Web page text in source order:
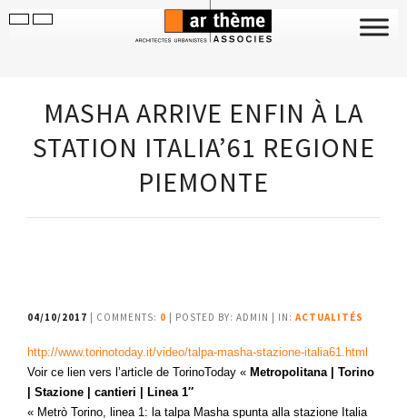
MASHA ARRIVE ENFIN À LA
STATION ITALIA’61 REGIONE
PIEMONTE
04/10/2017 | COMMENTS: 0 | POSTED BY: ADMIN | IN: ACTUALITÉS
http://www.torinotoday.it/video/talpa-masha-stazione-italia61.html
Voir ce lien vers l’article de TorinoToday « Metropolitana | Torino
| Stazione | cantieri | Linea 1″
« Metrò Torino, linea 1: la talpa Masha spunta alla stazione Italia